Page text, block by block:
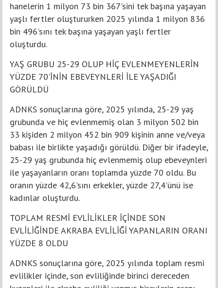
hanelerin 1 milyon 73 bin 367'sini tek başına yaşayan
yaşlı fertler oluştururken 2025 yılında 1 milyon 836
bin 496'sını tek başına yaşayan yaşlı fertler
oluşturdu.
YAŞ GRUBU 25-29 OLUP HİÇ EVLENMEYENLERİN
YÜZDE 70'İNİN EBEVEYNLERİ İLE YAŞADIĞI
GÖRÜLDÜ
ADNKS sonuçlarına göre, 2025 yılında, 25-29 yaş
grubunda ve hiç evlenmemiş olan 3 milyon 502 bin
33 kişiden 2 milyon 452 bin 909 kişinin anne ve/veya
babası ile birlikte yaşadığı görüldü. Diğer bir ifadeyle,
25-29 yaş grubunda hiç evlenmemiş olup ebeveynleri
ile yaşayanların oranı toplamda yüzde 70 oldu. Bu
oranın yüzde 42,6'sını erkekler, yüzde 27,4'ünü ise
kadınlar oluşturdu.
TOPLAM RESMİ EVLİLİKLER İÇİNDE SON
EVLİLİĞİNDE AKRABA EVLİLİĞİ YAPANLARIN ORANI
YÜZDE 8 OLDU
ADNKS sonuçlarına göre, 2025 yılında toplam resmi
evlilikler içinde, son evliliğinde birinci dereceden